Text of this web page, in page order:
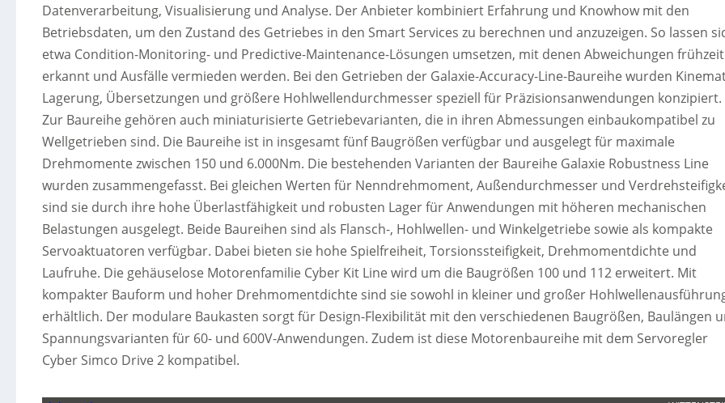
Datenverarbeitung, Visualisierung und Analyse. Der Anbieter kombiniert Erfahrung und Knowhow mit den
Betriebsdaten, um den Zustand des Getriebes in den Smart Services zu berechnen und anzuzeigen. So lassen
etwa Condition-Monitoring- und Predictive-Maintenance-Lösungen umsetzen, mit denen Abweichungen
erkannt und Ausfälle vermieden werden. Bei den Getrieben der Galaxie-Accuracy-Line-Baureihe wurden
Lagerung, Übersetzungen und größere Hohlwellendurchmesser speziell für Präzisionsanwendungen konzipiert.
Zur Baureihe gehören auch miniaturisierte Getriebevarianten, die in ihren Abmessungen einbaukompatibel zu
Wellgetrieben sind. Die Baureihe ist in insgesamt fünf Baugrößen verfügbar und ausgelegt für maximale
Drehmomente zwischen 150 und 6.000Nm. Die bestehenden Varianten der Baureihe Galaxie Robustness Line
wurden zusammengefasst. Bei gleichen Werten für Nenndrehmoment, Außendurchmesser und
sind sie durch ihre hohe Überlastfähigkeit und robusten Lager für Anwendungen mit höheren mechanischen
Belastungen ausgelegt. Beide Baureihen sind als Flansch-, Hohlwellen- und Winkelgetriebe sowie als kompakte
Servoaktuatoren verfügbar. Dabei bieten sie hohe Spielfreiheit, Torsionssteifigkeit, Drehmomentdichte und
Laufruhe. Die gehäuselose Motorenfamilie Cyber Kit Line wird um die Baugrößen 100 und 112 erweitert. Mit
kompakter Bauform und hoher Drehmomentdichte sind sie sowohl in kleiner und großer
erhältlich. Der modulare Baukasten sorgt für Design-Flexibilität mit den verschiedenen Baugrößen, Baulängen
Spannungsvarianten für 60- und 600V-Anwendungen. Zudem ist diese Motorenbaureihe mit dem Servoregler
Cyber Simco Drive 2 kompatibel.